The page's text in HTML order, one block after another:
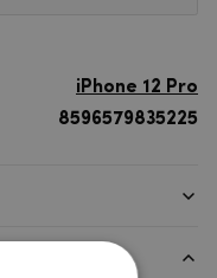
iPhone 12 Pro
8596579835225